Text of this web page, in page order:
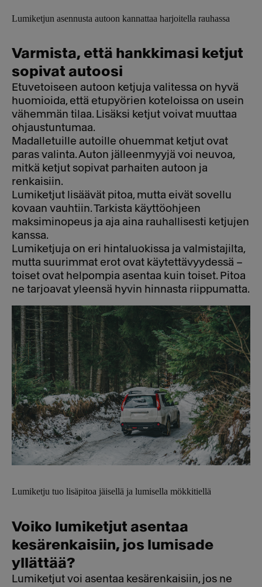
Lumiketjun asennusta autoon kannattaa harjoitella rauhassa
Varmista, että hankkimasi ketjut
sopivat autoosi
Etuvetoiseen autoon ketjuja valitessa on hyvä
huomioida, että etupyörien koteloissa on usein
vähemmän tilaa. Lisäksi ketjut voivat muuttaa
ohjaustuntumaa.
Madalletuille autoille ohuemmat ketjut ovat
paras valinta. Auton jälleenmyyjä voi neuvoa,
mitkä ketjut sopivat parhaiten autoon ja
renkaisiin.
Lumiketjut lisäävät pitoa, mutta eivät sovellu
kovaan vauhtiin. Tarkista käyttöohjeen
maksiminopeus ja aja aina rauhallisesti ketjujen
kanssa.
Lumiketjuja on eri hintaluokissa ja valmistajilta,
mutta suurimmat erot ovat käytettävyydessä –
toiset ovat helpompia asentaa kuin toiset. Pitoa
ne tarjoavat yleensä hyvin hinnasta riippumatta.
Lumiketju tuo lisäpitoa jäisellä ja lumisella mökkitiellä
Voiko lumiketjut asentaa
kesärenkaisiin, jos lumisade
yllättää?
Lumiketjut voi asentaa kesärenkaisiin, jos ne